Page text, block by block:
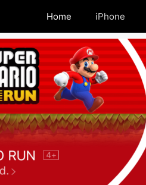
Home iPhone